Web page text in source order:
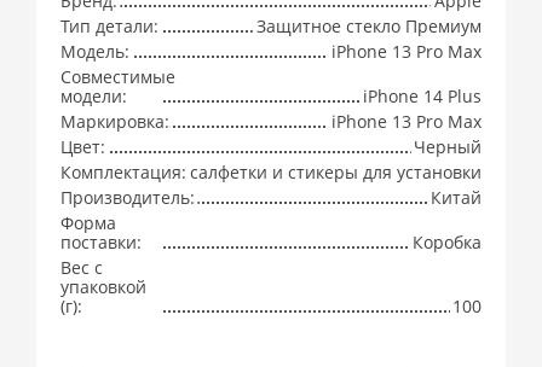
Тип детали:
Защитное стекло Премиум
Модель:
iPhone 13 Pro Max
Совместимые
модели:
iPhone 14 Plus
Маркировка:
iPhone 13 Pro Max
Цвет:
Черный
Комплектация: салфетки и стикеры для установки
Производитель:
Китай
Форма
поставки:
Коробка
Вес с
упаковкой
(г):
100